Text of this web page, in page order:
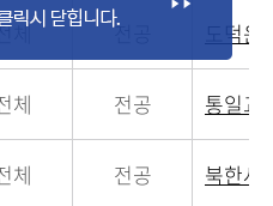
전체 전공 도덕윤
체 전공 통일교
체 전공 북한사